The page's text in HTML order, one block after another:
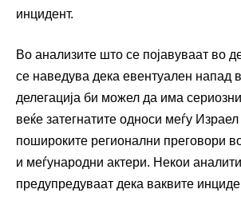
инцидент.
Во анализите што се појавуваат во
се наведува дека евентуален напад
делегација би можел да има
веќе затегнатите односи меѓу
пошироките регионални преговори
и меѓународни актери. Некои
предупредуваат дека ваквите